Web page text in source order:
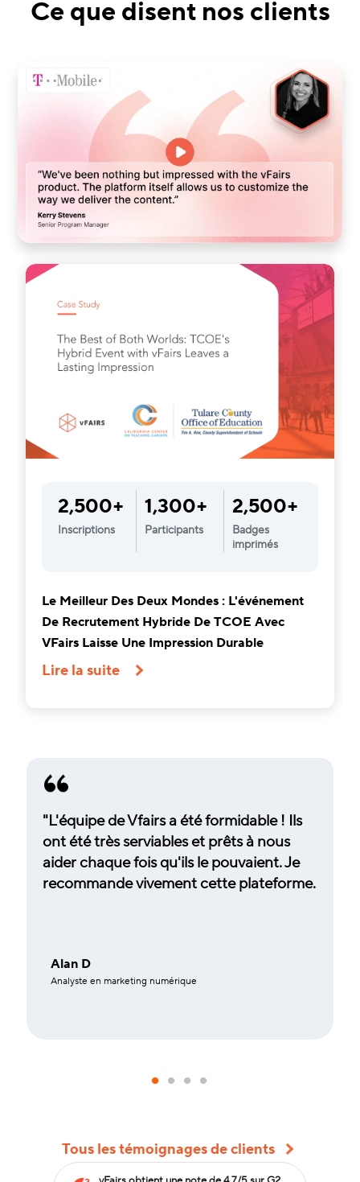
Ce que disent nos clients
2,500+
Inscriptions
1,300+
Participants
2,500+
Badges
imprimés
Le Meilleur Des Deux Mondes : L'événement
De Recrutement Hybride De TCOE Avec
VFairs Laisse Une Impression Durable
Lire la suite
"L'équipe de Vfairs a été formidable ! Ils
ont été très serviables et prêts à nous
aider chaque fois qu'ils le pouvaient. Je
recommande vivement cette plateforme.
Alan D
Analyste en marketing numérique
Tous les témoignages de clients